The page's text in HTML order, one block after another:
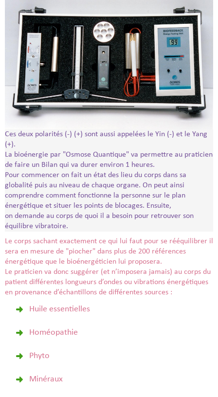
Ces deux polarités (-) (+) sont aussi appelées le Yin (-) et le Yang
(+).
La bioénergie par "Osmose Quantique" va permettre au praticien
de faire un Bilan qui va durer environ 1 heures.
Pour commencer on fait un état des lieu du corps dans sa
globalité puis au niveau de chaque organe. On peut ainsi
comprendre comment fonctionne la personne sur le plan
énergétique et situer les points de blocages. Ensuite,
on demande au corps de quoi il a besoin pour retrouver son
équilibre vibratoire.
Le corps sachant exactement ce qui lui faut pour se rééquilibrer il
sera en mesure de "piocher" dans plus de 200 références
énergétique que le bioénergéticien lui proposera.
Le praticien va donc suggérer (et n’imposera jamais) au corps du
patient différentes longueurs d’ondes ou vibrations énergétiques
en provenance d’échantillons de différentes sources :
Huile essentielles
Homéopathie
Phyto
Minéraux